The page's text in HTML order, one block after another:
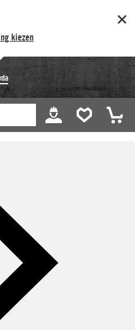
kiezen